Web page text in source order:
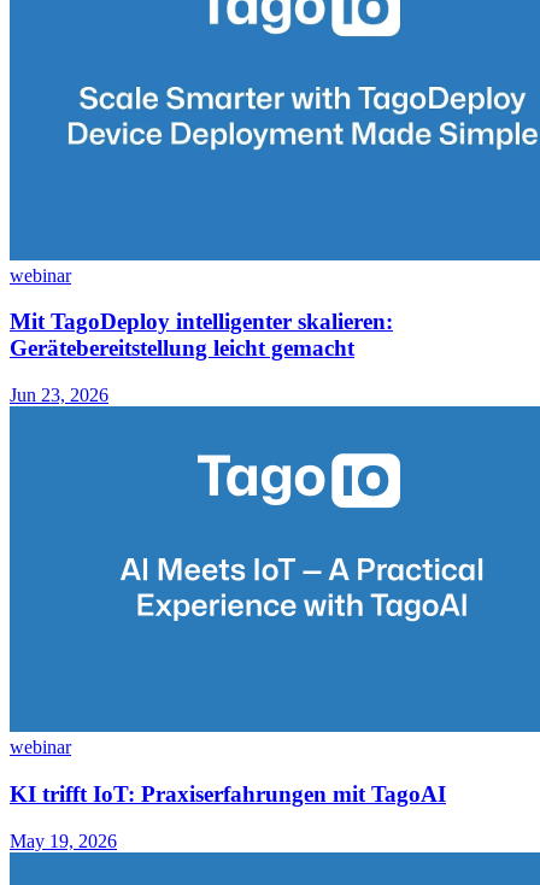
webinar
Mit TagoDeploy intelligenter skalieren:
Gerätebereitstellung leicht gemacht
Jun 23, 2026
webinar
KI trifft IoT: Praxiserfahrungen mit TagoAI
May 19, 2026